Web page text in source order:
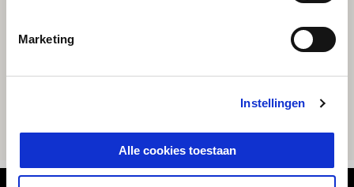
Marketing
Instellingen
Alle cookies toestaan